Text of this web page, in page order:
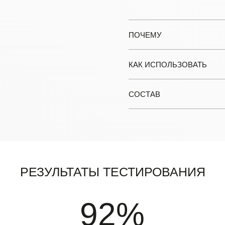
ПОЧЕМУ
КАК ИСПОЛЬЗОВАТЬ
СОСТАВ
Результаты тестирования
92%